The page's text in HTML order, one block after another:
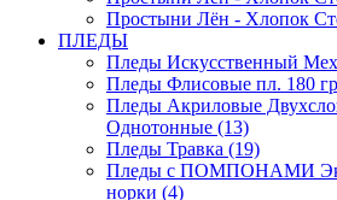
Простыни Лён - Хлопок
ПЛЕДЫ
Пледы Искусственный
Пледы Флисовые пл. 180
Пледы Акриловые
Однотонные (13)
Пледы Травка (19)
Пледы с ПОМПОНАМИ
норки (4)